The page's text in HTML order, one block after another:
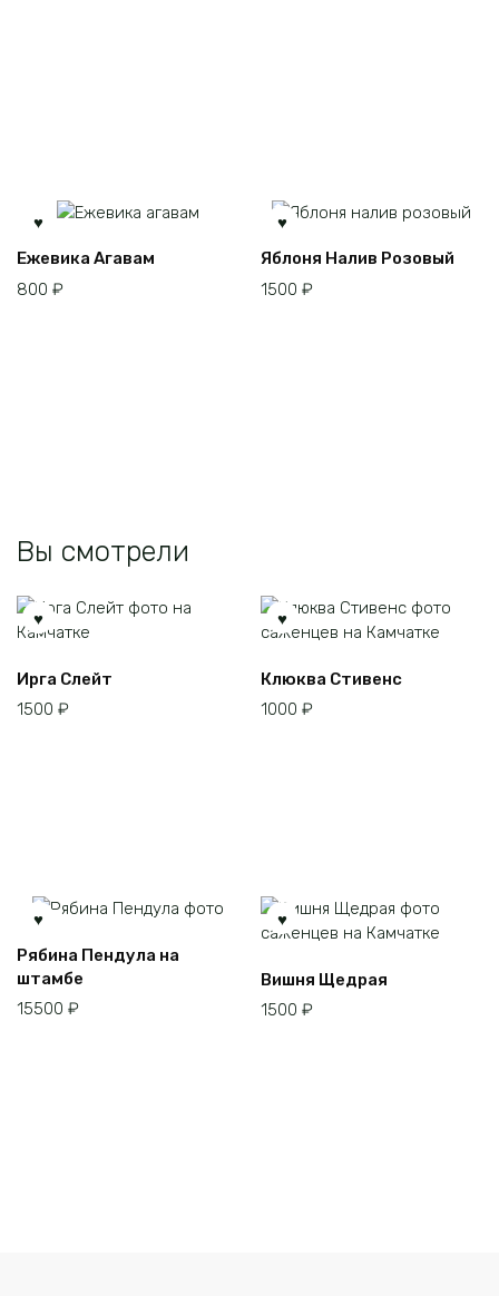
Ежевика Агавам
800 ₽
Этот
Яблоня Налив Розовый
1500 ₽
Вы смотрели
Ирга Слейт
1500 ₽
Клюква Стивенс
1000 ₽
Рябина Пендула на
штамбе
15500 ₽
Вишня Щедрая
1500 ₽